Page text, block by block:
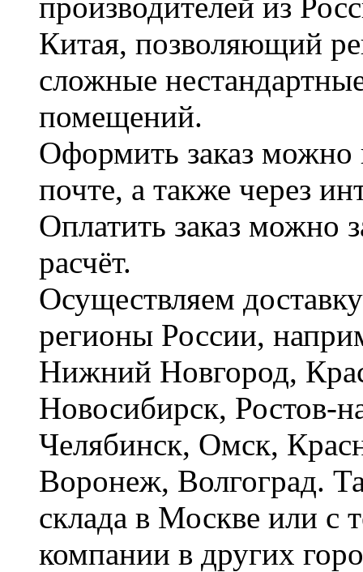
Китая, позволяющий
сложные
помещений.
Оформить заказ можно
почте, а также через
Оплатить заказ можно
расчёт.
Осуществляем
регионы России,
Нижний Новгород,
Новосибирск, Ростов-
Челябинск, Омск,
Воронеж, Волгоград.
склада в Москве или с
компании в других